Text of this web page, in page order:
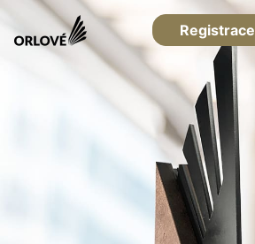
Registrace